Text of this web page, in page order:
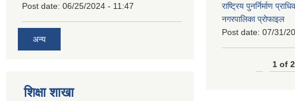
Post date: 06/25/2024 - 11:47
अन्य
शिक्षा शाखा
राष्ट्रिय पुनर्निर्माण
नगरपालिका प्रोफाइल
Post date: 07/31/
1 of 2